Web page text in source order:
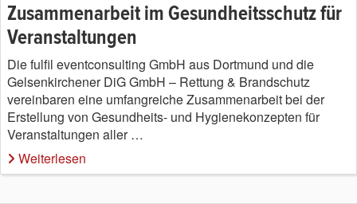
Zusammenarbeit im Gesundheitsschutz für
Veranstaltungen
Die fulfil eventconsulting GmbH aus Dortmund und die
Gelsenkirchener DiG GmbH – Rettung & Brandschutz
vereinbaren eine umfangreiche Zusammenarbeit bei der
Erstellung von Gesundheits- und Hygienekonzepten für
Veranstaltungen aller …
Weiterlesen